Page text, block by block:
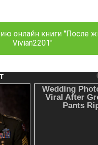
онлайн книги "После
Vivian2201"